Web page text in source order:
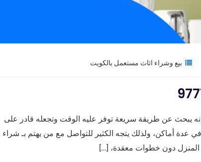
بيع وشراء اثاث مستعمل بالكويت
يبحث عن طريقة سريعة توفر عليه الوقت وتجعله قادر على
أماكن، ولذلك يتجه الكثير للتواصل مع من يهتم بـ شراء
المنزل دون خطوات معقدة، […]